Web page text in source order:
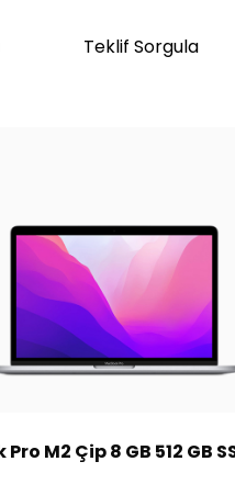
Teklif Sorgula
M2 Çip 8 GB 512 GB